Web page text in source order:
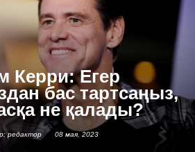
Керри: Егер
бас тартсаңыз,
не қалады?
редактор 08 мая, 2023